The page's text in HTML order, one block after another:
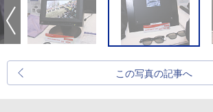
この写真の記事へ